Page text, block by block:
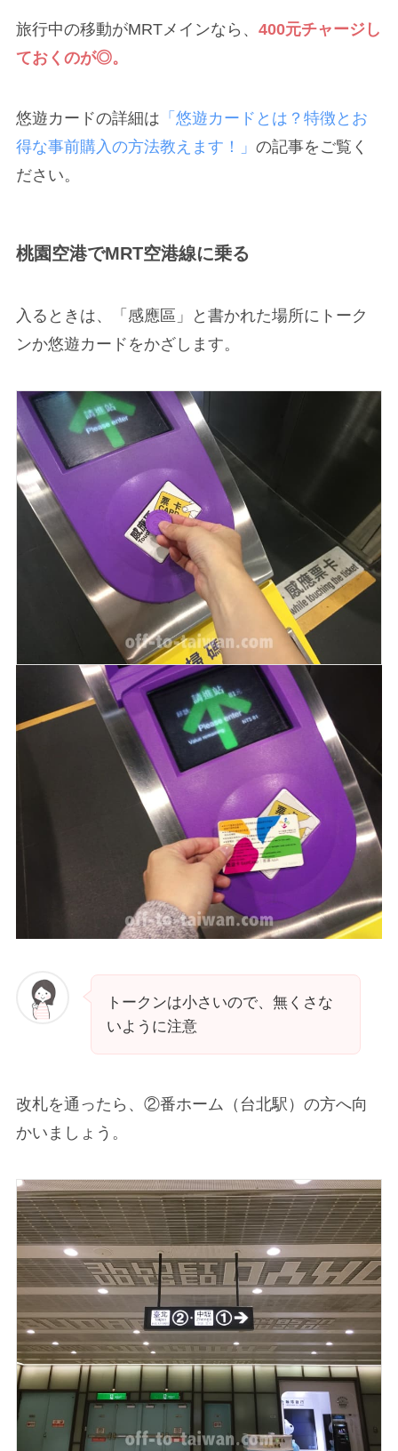
旅行中の移動がMRTメインなら、 400元チャージし
ておくのが◎。
悠遊カードの詳細は 「悠遊カードとは？特徴とお
得な事前購入の方法教えます！」 の記事をご覧く
ださい。
桃園空港でMRT空港線に乗る
入るときは、「感應區」と書かれた場所にトーク
ンか悠遊カードをかざします。
トークンは小さいので、無くさな
いように注意
改札を通ったら、②番ホーム（台北駅）の方へ向
かいましょう。